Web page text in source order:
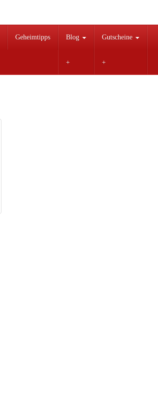
Geheimtipps Blog Gutscheine